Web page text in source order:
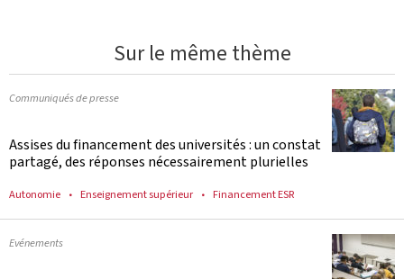
Sur le même thème
Communiqués de presse
Assises du financement des universités : un constat
partagé, des réponses nécessairement plurielles
Autonomie Enseignement supérieur Financement ESR
Evénements